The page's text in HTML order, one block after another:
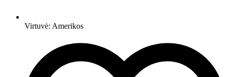
Virtuvė: Amerikos